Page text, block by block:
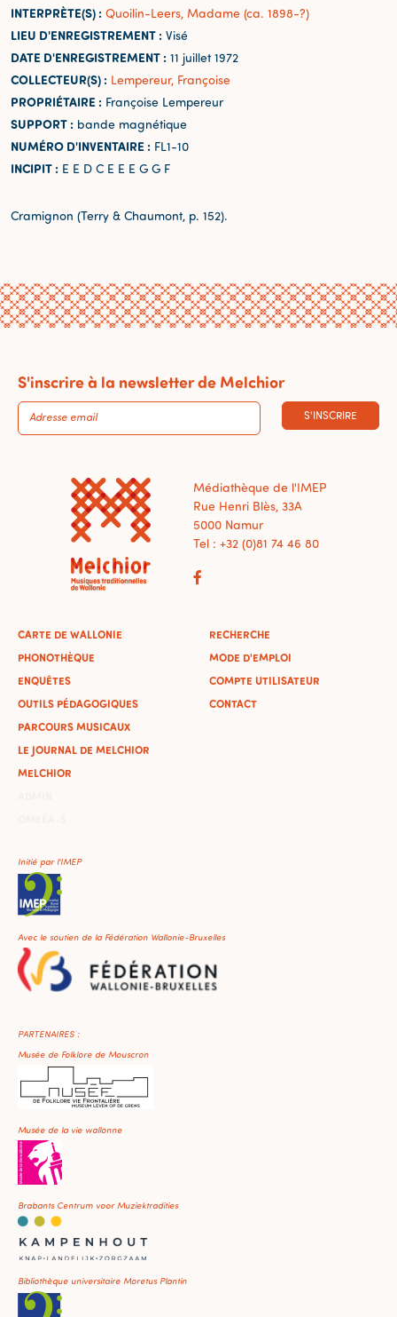
INTERPRÈTE(S) : Quoilin-Leers, Madame (ca. 1898-?)
LIEU D'ENREGISTREMENT : Visé
DATE D'ENREGISTREMENT : 11 juillet 1972
COLLECTEUR(S) : Lempereur, Françoise
PROPRIÉTAIRE : Françoise Lempereur
SUPPORT : bande magnétique
NUMÉRO D'INVENTAIRE : FL1-10
INCIPIT : E E D C E E E G G F
Cramignon (Terry & Chaumont, p. 152).
S'inscrire à la newsletter de Melchior
S'INSCRIRE
Médiathèque de l'IMEP
Rue Henri Blès, 33A
5000 Namur
Tel : +32 (0)81 74 46 80
CARTE DE WALLONIE
PHONOTHÈQUE
ENQUÊTES
OUTILS PÉDAGOGIQUES
PARCOURS MUSICAUX
LE JOURNAL DE MELCHIOR
MELCHIOR
RECHERCHE
MODE D'EMPLOI
COMPTE UTILISATEUR
CONTACT
Initié par l'IMEP
Avec le soutien de la Fédération Wallonie-Bruxelles
PARTENAIRES :
Musée de Folklore de Mouscron
Musée de la vie wallonne
Brabants Centrum voor Muziektradities
Bibliothèque universitaire Moretus Plantin